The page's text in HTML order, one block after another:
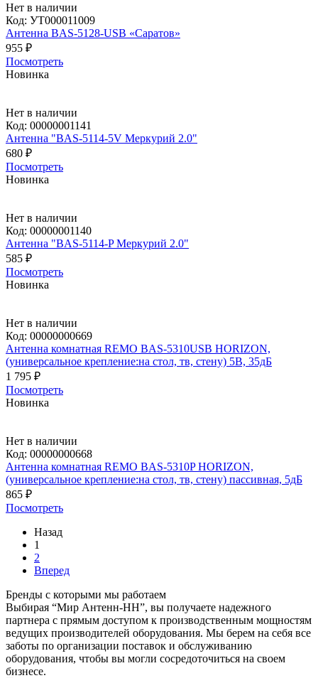
Нет в наличии
Код: УТ000011009
Антенна BAS-5128-USB «Саратов»
955 ₽
Посмотреть
Новинка
Нет в наличии
Код: 00000001141
Антенна "BAS-5114-5V Меркурий 2.0"
680 ₽
Посмотреть
Новинка
Нет в наличии
Код: 00000001140
Антенна "BAS-5114-P Меркурий 2.0"
585 ₽
Посмотреть
Новинка
Нет в наличии
Код: 00000000669
Антенна комнатная REMO BAS-5310USB HORIZON,
(универсальное крепление:на стол, тв, стену) 5В, 35дБ
1 795 ₽
Посмотреть
Новинка
Нет в наличии
Код: 00000000668
Антенна комнатная REMO BAS-5310P HORIZON,
(универсальное крепление:на стол, тв, стену) пассивная, 5дБ
865 ₽
Посмотреть
Назад
1
2
Вперед
Бренды с которыми мы работаем
Выбирая “Мир Антенн-НН”, вы получаете надежного
партнера с прямым доступом к производственным мощностям
ведущих производителей оборудования. Мы берем на себя все
заботы по организации поставок и обслуживанию
оборудования, чтобы вы могли сосредоточиться на своем
бизнесе.